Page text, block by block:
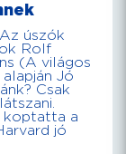
úszók
Rolf
(A világos
Jó
Csak
koptatta a
jó